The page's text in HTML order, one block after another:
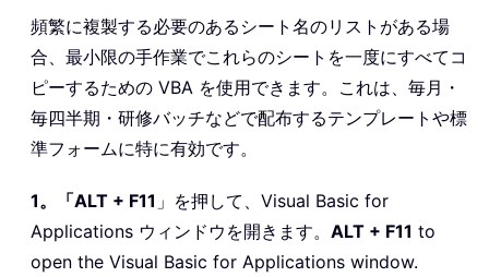
頻繁に複製する必要のあるシート名のリストがある場
合、最小限の手作業でこれらのシートを一度にすべてコ
ピーするための VBA を使用できます。これは、毎月・
毎四半期・研修バッチなどで配布するテンプレートや標
準フォームに特に有効です。
1。「ALT + F11 」を押して、Visual Basic for
Applications ウィンドウを開きます。 ALT + F11 to
open the Visual Basic for Applications window.